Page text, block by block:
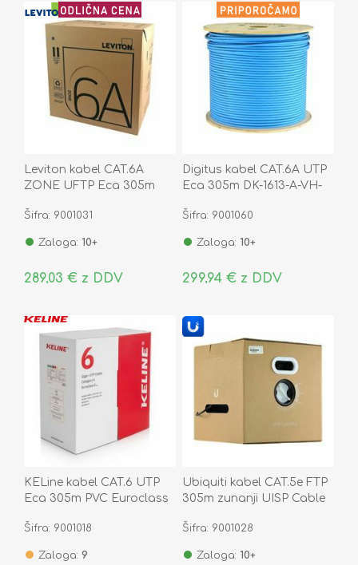
Leviton kabel CAT.6A
ZONE UFTP Eca 305m
Šifra: 9001031
Zaloga: 10+
289,03 € z DDV
Digitus kabel CAT.6A UTP
Eca 305m DK-1613-A-VH-
Šifra: 9001060
Zaloga: 10+
299,94 € z DDV
KELine kabel CAT.6 UTP
Eca 305m PVC Euroclass
Šifra: 9001018
Zaloga: 9
Ubiquiti kabel CAT.5e FTP
305m zunanji UISP Cable
Šifra: 9001028
Zaloga: 10+